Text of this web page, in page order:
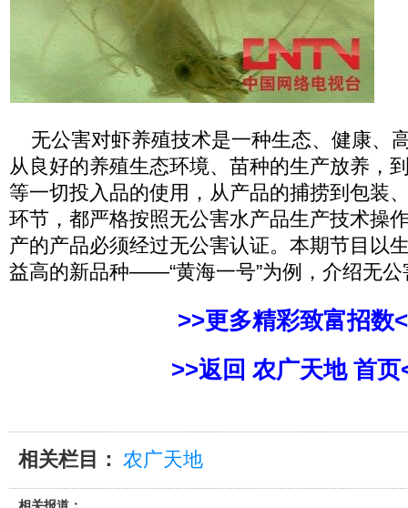
无公害对虾养殖技术是一种生态、健康、
从良好的养殖生态环境、苗种的生产放养，
等一切投入品的使用，从产品的捕捞到包装
环节，都严格按照无公害水产品生产技术操
产的产品必须经过无公害认证。本期节目以
益高的新品种——“黄海一号”为例，介绍无
>>更多精彩致富招数
>>返回 农广天地 首页
相关栏目： 农广天地